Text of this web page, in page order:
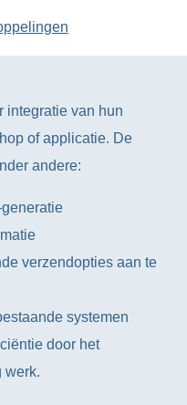
integratie van hun
of applicatie. De
andere:
verzendopties aan te
systemen
door het
werk.